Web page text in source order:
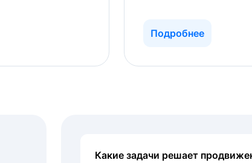
Подробнее
Какие задачи решает